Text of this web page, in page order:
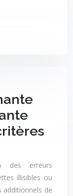
des erreurs
illisibles ou
additionnels de